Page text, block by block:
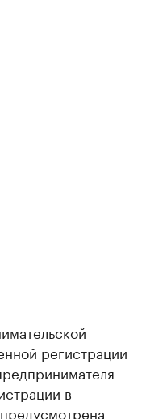
регистрации
в